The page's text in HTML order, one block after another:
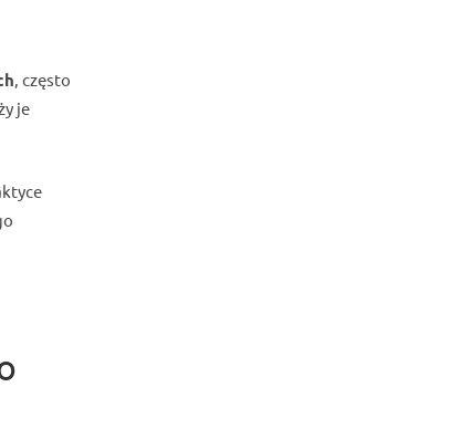
, często
je